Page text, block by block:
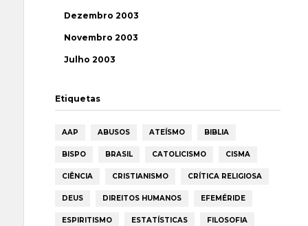
Dezembro 2003
Novembro 2003
Julho 2003
Etiquetas
AAP ABUSOS ATEÍSMO BIBLIA
BISPO BRASIL CATOLICISMO CISMA
CIÊNCIA CRISTIANISMO CRÍTICA RELIGIOSA
DEUS DIREITOS HUMANOS EFEMÉRIDE
ESPIRITISMO ESTATÍSTICAS FILOSOFIA